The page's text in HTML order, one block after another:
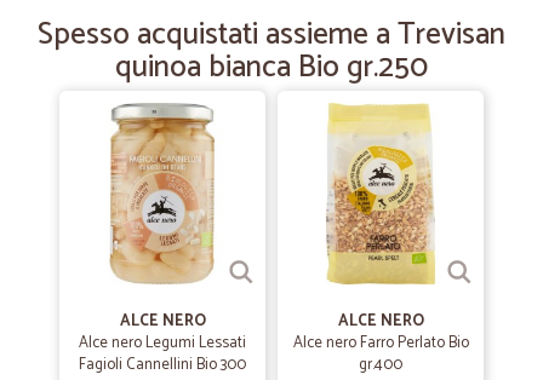
Spesso acquistati assieme a Trevisan
quinoa bianca Bio gr.250
ALCE NERO
Alce nero Legumi Lessati
Fagioli Cannellini Bio 300
ALCE NERO
Alce nero Farro Perlato Bio
gr.400